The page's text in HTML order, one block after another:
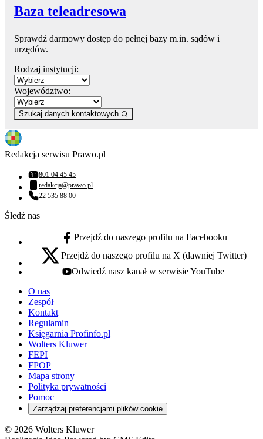
Baza teleadresowa
Sprawdź darmowy dostęp do pełnej bazy m.in. sądów i
urzędów.
Rodzaj instytucji:
Województwo:
Szukaj danych kontaktowych
Redakcja serwisu Prawo.pl
Numer telefonu:
801 04 45 45
Adres email:
redakcja@prawo.pl
Numer telefonu:
22 535 88 00
Śledź nas
facebook - otwiera się w nowej karcie
Przejdź do naszego profilu na Facebooku
x - otwiera się w nowej karcie
Przejdź do naszego profilu na X (dawniej Twitter)
youtube - otwiera się w nowej karcie
Odwiedź nasz kanał w serwisie YouTube
O nas
Zespół
Kontakt
Regulamin
Księgarnia Profinfo.pl
Wolters Kluwer
FEPI
FPOP
Mapa strony
Polityka prywatności
Pomoc
Zarządzaj preferencjami plików cookie
© 2026 Wolters Kluwer